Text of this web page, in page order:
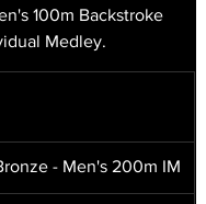
100m Backstroke
Medley.
- Men's 200m IM